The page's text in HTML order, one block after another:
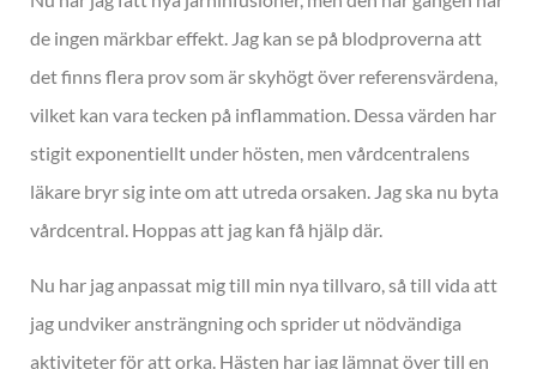
de ingen märkbar effekt. Jag kan se på blodproverna att
det finns flera prov som är skyhögt över referensvärdena,
vilket kan vara tecken på inflammation. Dessa värden har
stigit exponentiellt under hösten, men vårdcentralens
läkare bryr sig inte om att utreda orsaken. Jag ska nu byta
vårdcentral. Hoppas att jag kan få hjälp där.
Nu har jag anpassat mig till min nya tillvaro, så till vida att
jag undviker ansträngning och sprider ut nödvändiga
aktiviteter för att orka. Hästen har jag lämnat över till en